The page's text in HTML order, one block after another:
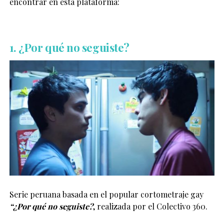
1. ¿Por qué no seguiste?
Serie peruana basada en el popular cortometraje gay
“¿Por qué no seguiste?, realizada por el Colectivo 360.